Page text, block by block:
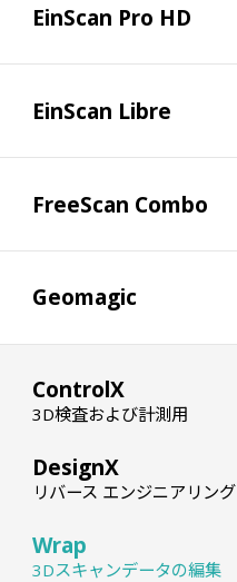
EinScan Pro HD
EinScan Libre
FreeScan Combo
Geomagic
ControlX
3D検査および計測用
DesignX
リバース エンジニアリング
Wrap
3Dスキャンデータの編集